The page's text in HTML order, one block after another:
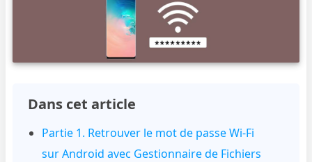
Dans cet article
Partie 1. Retrouver le mot de passe Wi-Fi
sur Android avec Gestionnaire de Fichiers